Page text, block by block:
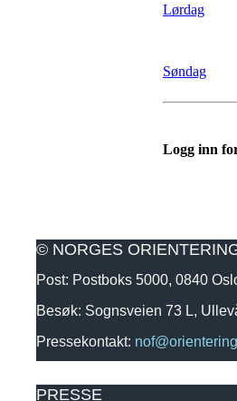
Lørdag
Søndag
Logg inn
© NORGES
Post: Postboks 5000, 0840
Besøk: Sognsveien 73 L,
Pressekontakt:
PRESSE